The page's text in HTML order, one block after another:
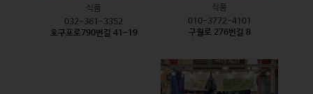
식품
032-361-3352
호구포로790번길 41-19
식품
010-3772-4101
구월로 276번길 8